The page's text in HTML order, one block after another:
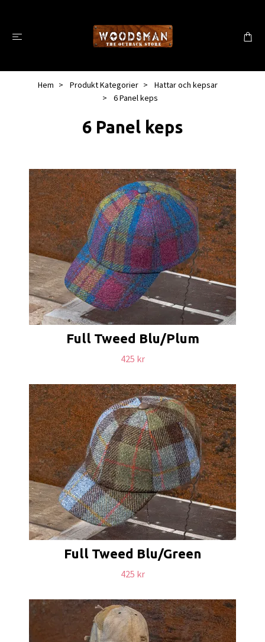
Hem Produkt Kategorier
Hattar och kepsar
6 Panel keps
6 Panel keps
Full Tweed Blu/Plum
425 kr
Full Tweed Blu/Green
425 kr